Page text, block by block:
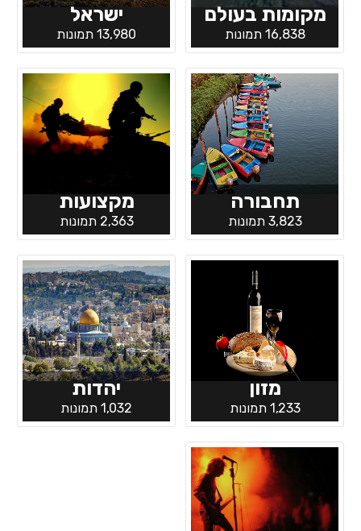
מקומות בעולם
16,838 תמונות
ישראל
13,980 תמונות
תחבורה
3,823 תמונות
מקצועות
2,363 תמונות
מזון
1,233 תמונות
יהדות
1,032 תמונות